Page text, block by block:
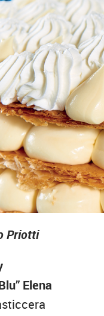
Priotti
Elena